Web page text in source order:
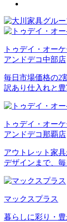
トゥデイ・オー
アンドデコ中部店
毎日市場価格の2
訳あり仕入れと豊
トゥデイ・オー
アンドデコ那覇店
アウトレット家
デザインまで、毎
マックスプラス
暮らしに彩り・